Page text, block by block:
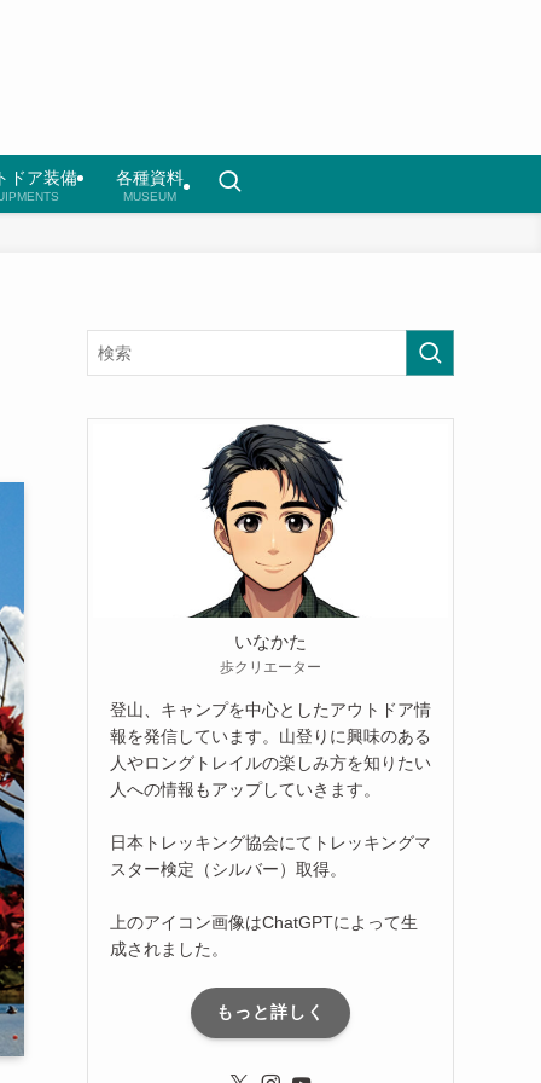
ドア装備 各種資料
MUSEUM
いなかた
歩クリエーター
登山、キャンプを中心としたアウトドア情
報を発信しています。山登りに興味のある
人やロングトレイルの楽しみ方を知りたい
人への情報もアップしていきます。
日本トレッキング協会にてトレッキングマ
スター検定（シルバー）取得。
上のアイコン画像はChatGPTによって生
成されました。
もっと詳しく